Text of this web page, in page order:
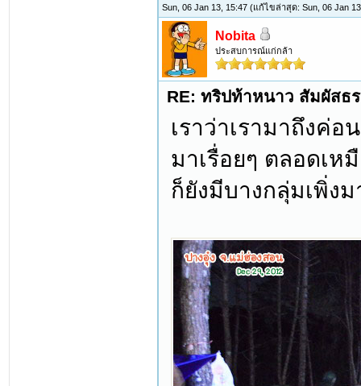
Sun, 06 Jan 13, 15:47(แก้ไขล่าสุด: Sun, 06 Jan
Nobita
ประสบการณ์แก่กล้า
RE: ทริปท้าหนาว สัมผัสธ
เราว่าเรามาถึงค่
มาเรื่อยๆ ตลอดเ
ก็ยังมีบางกลุ่มเพิ่งม